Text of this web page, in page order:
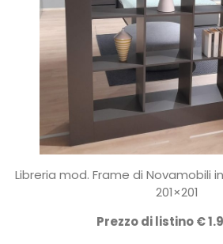
Libreria mod. Frame di Novamobili
201×201
Prezzo di listino €